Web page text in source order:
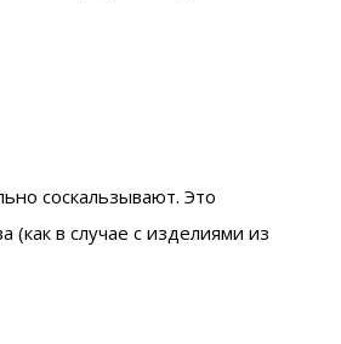
соскальзывают. Это
в случае с изделиями из